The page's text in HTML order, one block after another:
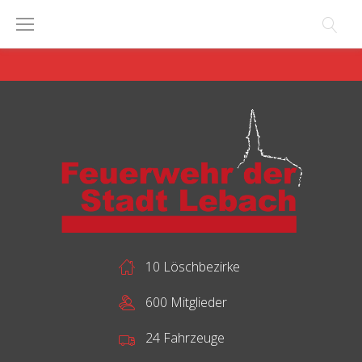
10 Löschbezirke
600 Mitglieder
24 Fahrzeuge